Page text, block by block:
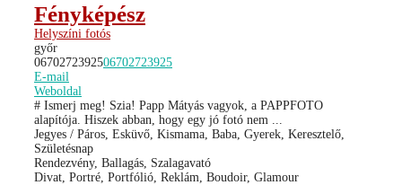
Fényképész
Helyszíni fotós
győr
0670272392506702723925
E-mail
Weboldal
# Ismerj meg! Szia! Papp Mátyás vagyok, a PAPPFOTO
alapítója. Hiszek abban, hogy egy jó fotó nem ...
Jegyes / Páros, Esküvő, Kismama, Baba, Gyerek, Keresztelő,
Születésnap
Rendezvény, Ballagás, Szalagavató
Divat, Portré, Portfólió, Reklám, Boudoir, Glamour